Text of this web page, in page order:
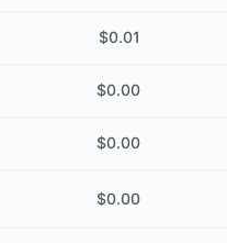
$0.01
$0.00
$0.00
$0.00